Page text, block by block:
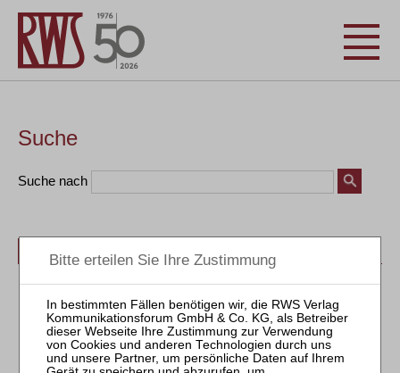
Suche
Suche nach
Bücher Seminare Zeitschriften